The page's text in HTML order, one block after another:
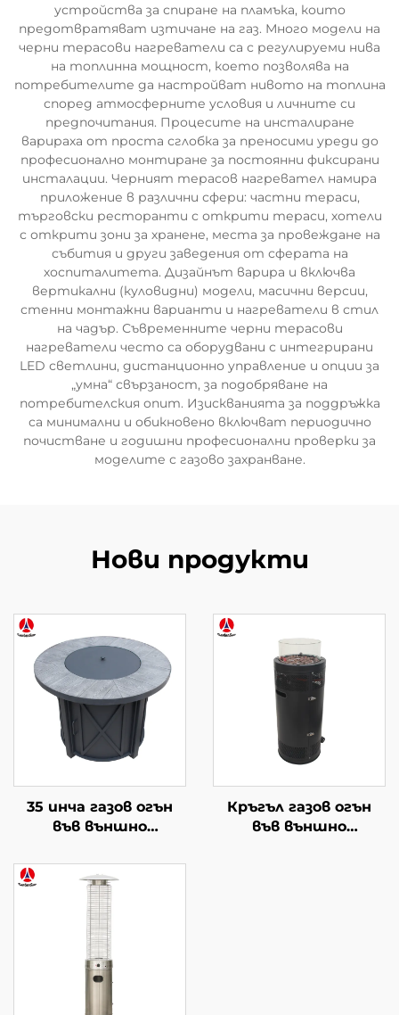
устройства за спиране на пламъка, които
предотвратяват изтичане на газ. Много модели на
черни терасови нагреватели са с регулируеми нива
на топлинна мощност, което позволява на
потребителите да настройват нивото на топлина
според атмосферните условия и личните си
предпочитания. Процесите на инсталиране
варираха от проста сглобка за преносими уреди до
професионално монтиране за постоянни фиксирани
инсталации. Черният терасов нагревател намира
приложение в различни сфери: частни тераси,
търговски ресторанти с открити тераси, хотели
с открити зони за хранене, места за провеждане на
събития и други заведения от сферата на
хоспиталитета. Дизайнът варира и включва
вертикални (куловидни) модели, масични версии,
стенни монтажни варианти и нагреватели в стил
на чадър. Съвременните черни терасови
нагреватели често са оборудвани с интегрирани
LED светлини, дистанционно управление и опции за
„умна“ свързаност, за подобряване на
потребителския опит. Изискванията за поддръжка
са минимални и обикновено включват периодично
почистване и годишни професионални проверки за
моделите с газово захранване.
Нови продукти
35 инча газов огън
във външно
Кръгъл газов огън
във външно